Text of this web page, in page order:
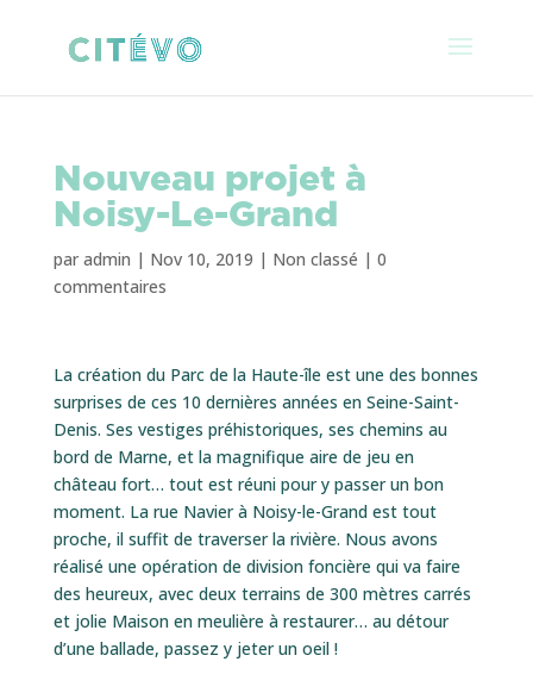
Nouveau projet à
Noisy-Le-Grand
par admin | Nov 10, 2019 | Non classé | 0
commentaires
La création du Parc de la Haute-île est une des bonnes
surprises de ces 10 dernières années en Seine-Saint-
Denis. Ses vestiges préhistoriques, ses chemins au
bord de Marne, et la magnifique aire de jeu en
château fort… tout est réuni pour y passer un bon
moment. La rue Navier à Noisy-le-Grand est tout
proche, il suffit de traverser la rivière. Nous avons
réalisé une opération de division foncière qui va faire
des heureux, avec deux terrains de 300 mètres carrés
et jolie Maison en meulière à restaurer… au détour
d’une ballade, passez y jeter un oeil !